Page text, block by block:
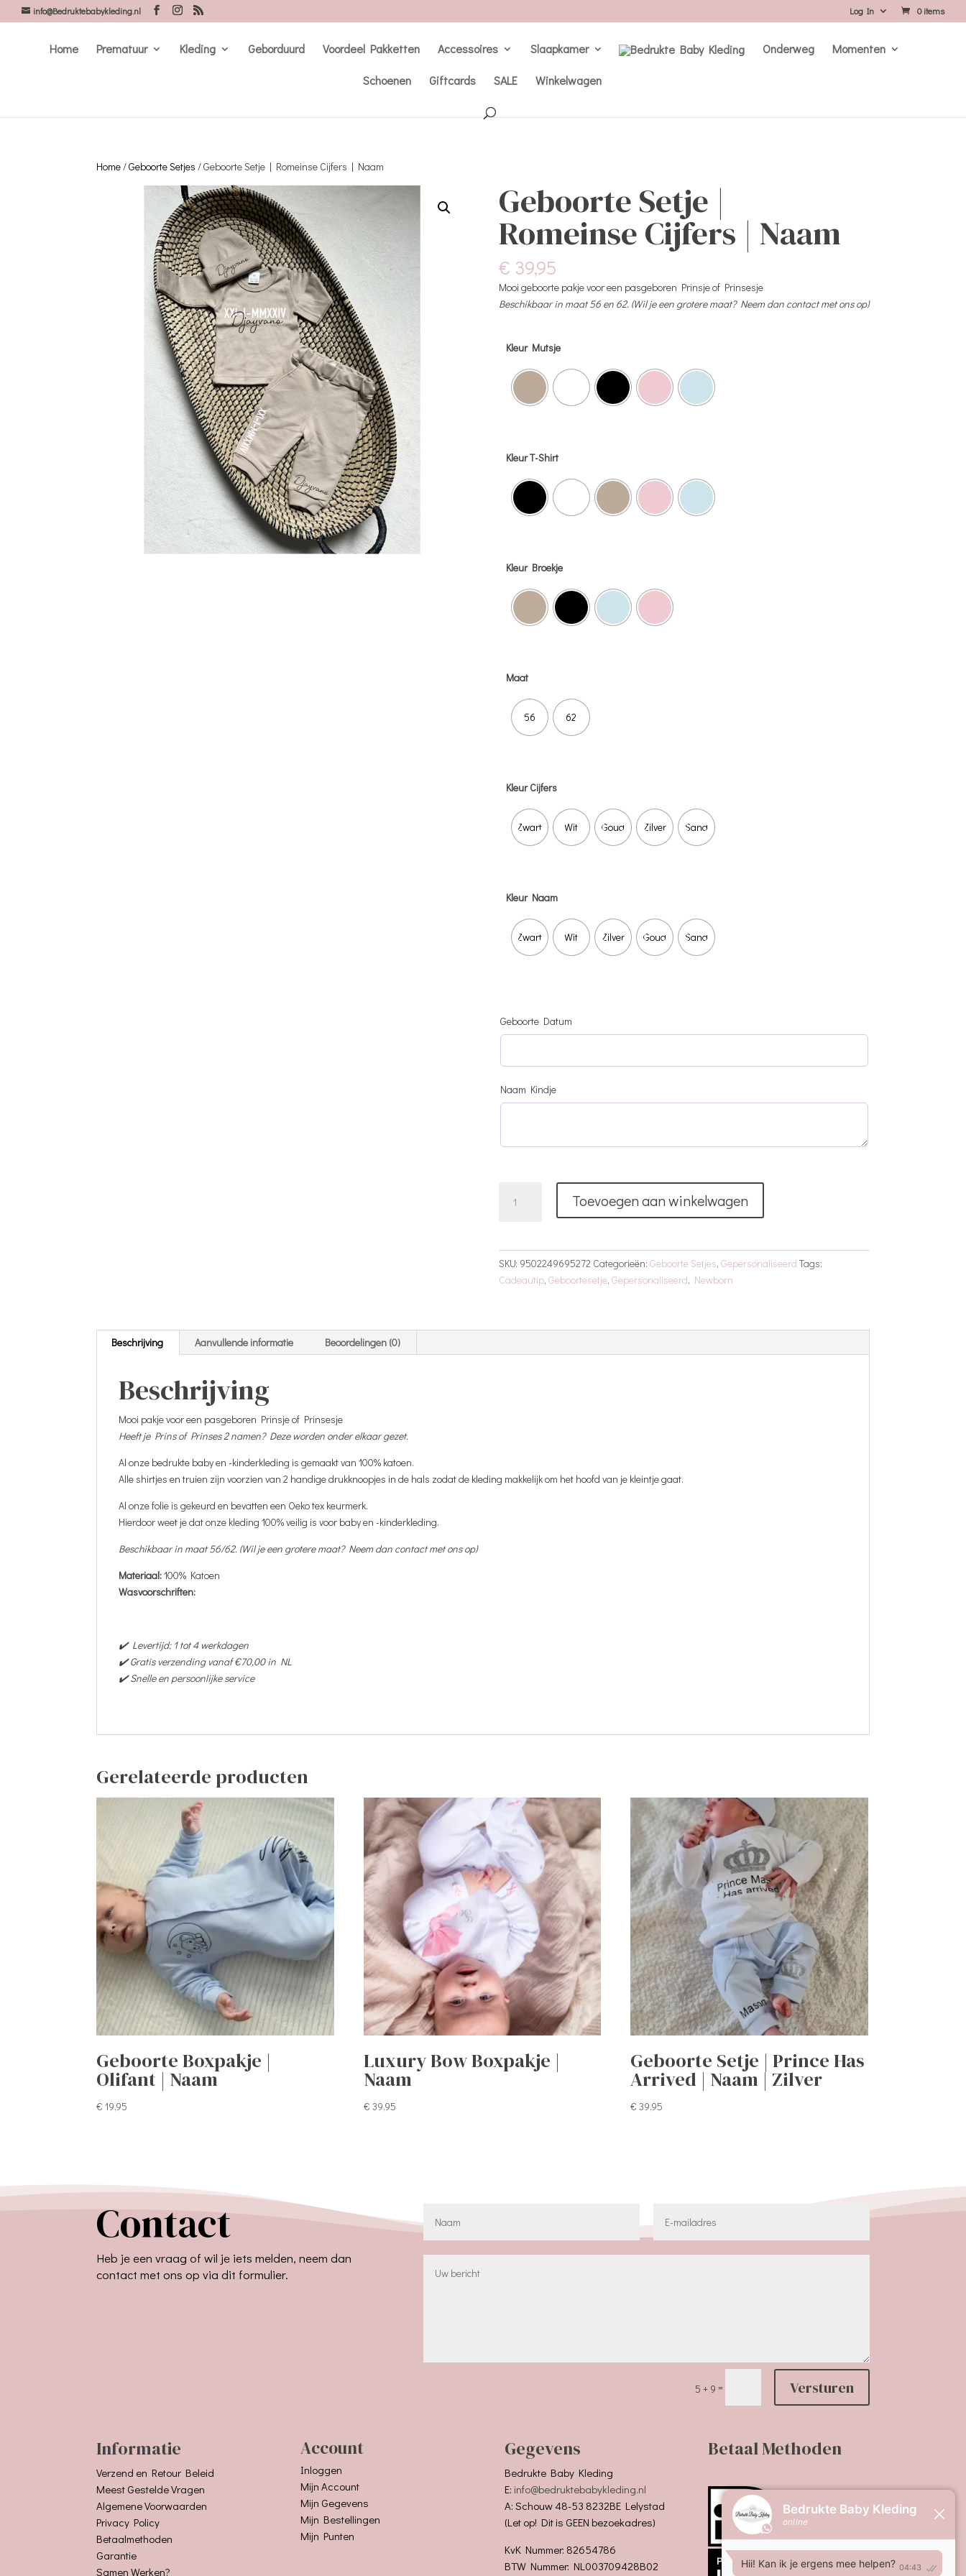
info@Bedruktebabykleding.nl Log In 0 items
Home Prematuur Kleding Geborduurd Voordeel Pakketten Accessoires Slaapkamer Onderweg Momenten
Schoenen Giftcards SALE Winkelwagen
Home/Geboorte Setjes / Geboorte Setje | Romeinse Cijfers | Naam
Geboorte Setje |
Romeinse Cijfers | Naam
€ 39,95
Mooi geboorte pakje voor een pasgeboren Prinsje of Prinsesje
Beschikbaar in maat 56 en 62. (Wil je een grotere maat? Neem dan contact met ons op)
Kleur Mutsje
Kleur T-Shirt
Kleur Broekje
Maat
56 62
Kleur Cijfers
Zwart Wit Goud Zilver Sand
Kleur Naam
Zwart Wit Zilver Goud Sand
Geboorte Datum
Naam Kindje
Setje
Toevoegen aan winkelwagen
SKU: 9502249695272 Categorieën: Geboorte Setjes, Gepersonaliseerd Tags:
Cadeautip, Geboortesetje, Gepersonaliseerd, Newborn
Beschrijving Aanvullende informatie Beoordelingen (0)
Beschrijving
Mooi pakje voor een pasgeboren Prinsje of Prinsesje
Heeft je Prins of Prinses 2 namen? Deze worden onder elkaar gezet.
Al onze bedrukte baby en -kinderkleding is gemaakt van 100% katoen.
Alle shirtjes en truien zijn voorzien van 2 handige drukknoopjes in de hals zodat de kleding makkelijk om het hoofd van je kleintje gaat.
Al onze folie is gekeurd en bevatten een Oeko tex keurmerk.
Hierdoor weet je dat onze kleding 100% veilig is voor baby en -kinderkleding.
Beschikbaar in maat 56/62. (Wil je een grotere maat? Neem dan contact met ons op)
Materiaal:100% Katoen
Wasvoorschriften:
✔️ Levertijd: 1 tot 4 werkdagen
✔️ Gratis verzending vanaf €70,00 in NL
✔️ Snelle en persoonlijke service
Gerelateerde producten
Geboorte Boxpakje |
Olifant | Naam
€ 19,95
Luxury Bow Boxpakje |
Naam
€ 39,95
Geboorte Setje | Prince Has
Arrived | Naam | Zilver
€ 39,95
Contact
Heb je een vraag of wil je iets melden, neem dan
contact met ons op via dit formulier.
5 + 9 = Versturen
Informatie
Verzend en Retour Beleid
Meest Gestelde Vragen
Algemene Voorwaarden
Privacy Policy
Betaalmethoden
Garantie
Samen Werken?
Account
Inloggen
Mijn Account
Mijn Gegevens
Mijn Bestellingen
Mijn Punten
Gegevens
Bedrukte Baby Kleding
E: info@bedruktebabykleding.nl
A: Schouw 48-53 8232BE Lelystad
(Let op! Dit is GEEN bezoekadres)
KvK Nummer: 82654786
BTW Nummer: NL003709428B02
Betaal Methoden